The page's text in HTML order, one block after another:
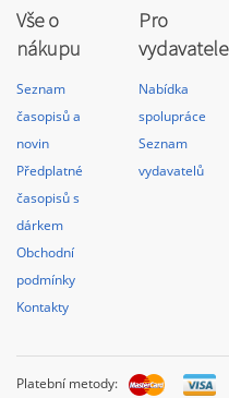
Vše o
nákupu
Seznam
časopisů a
novin
Předplatné
časopisů s
dárkem
Obchodní
podmínky
Kontakty
Pro
vydavatele
Nabídka
spolupráce
Seznam
vydavatelů
Platební metody: